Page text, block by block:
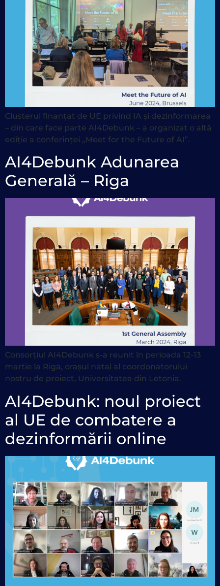
Clusterul finanțat de UE privind IA și dezinformarea
– din care face parte AI4Debunk – a organizat o altă
ediție a conferinței „Meet for the Future of AI”.
AI4Debunk Adunarea
Generală – Riga
Consorțiul AI4Debunk s-a reunit în perioada 12-13
martie la Riga, orașul natal al coordonatorului
nostru de proiect, Universitatea din Letonia.
AI4Debunk: noul proiect
al UE de combatere a
dezinformării online